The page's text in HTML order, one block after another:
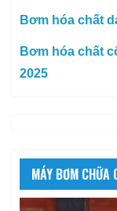
Bơm hóa chất
Bơm hóa chất
2025
MÁY BƠM CHỮA
Trình